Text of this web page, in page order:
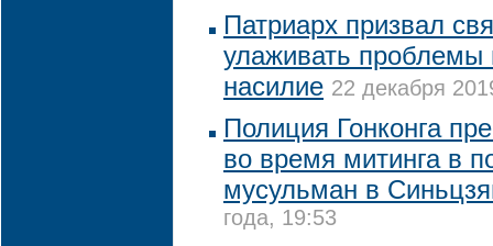
Патриарх призвал
улаживать проблемы
насилие 22 декабря
Полиция Гонконга
во время митинга в
мусульман в
года, 19:53